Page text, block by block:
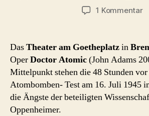
1 Kommentarzu
DasTheater am Goetheplatzin
OperDoctor Atomic(John Adams
Mittelpunkt stehen die 48 Stunden vor
Atombomben- Test am 16. Juli 1945
die Ängste der beteiligten
Oppenheimer.